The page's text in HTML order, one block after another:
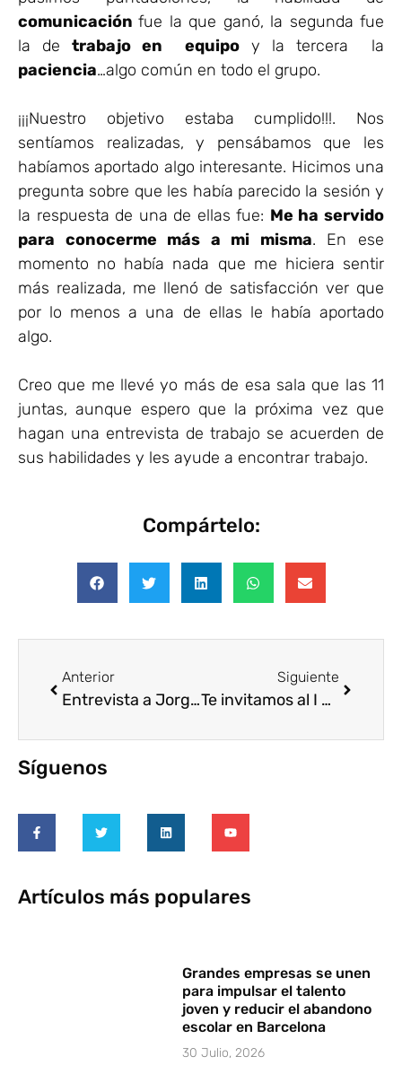
comunicaciónfue la que ganó, la segunda fue
la detrabajo en equipoy la tercera la
paciencia…algo común en todo el grupo.
¡¡¡Nuestro objetivo estaba cumplido!!!. Nos
sentíamos realizadas, y pensábamos que les
habíamos aportado algo interesante. Hicimos una
pregunta sobre que les había parecido la sesión y
la respuesta de una de ellas fue: Me ha servido
para conocerme más a mi misma. En ese
momento no había nada que me hiciera sentir
más realizada, me llenó de satisfacción ver que
por lo menos a una de ellas le había aportado
algo.
Creo que me llevé yo más de esa sala que las 11
juntas, aunque espero que la próxima vez que
hagan una entrevista de trabajo se acuerden de
sus habilidades y les ayude a encontrar trabajo.
Compártelo:
Anterior
Entrevista a Jorge Villalobos, Presidente del Forum Empresa y Presidente Ejecutivo del Centro Mexicano para la Filantropía (Cemefi)
Siguiente
Te invitamos al I ANIVERSARIO Voluntare y a la presentación del estudio &quot;Voluntariado Corporativo en España y América Latina: percepciones empresas – ENL&quot;
Síguenos
Artículos más populares
Grandes empresas se unen
para impulsar el talento
joven y reducir el abandono
escolar en Barcelona
30 Julio, 2026